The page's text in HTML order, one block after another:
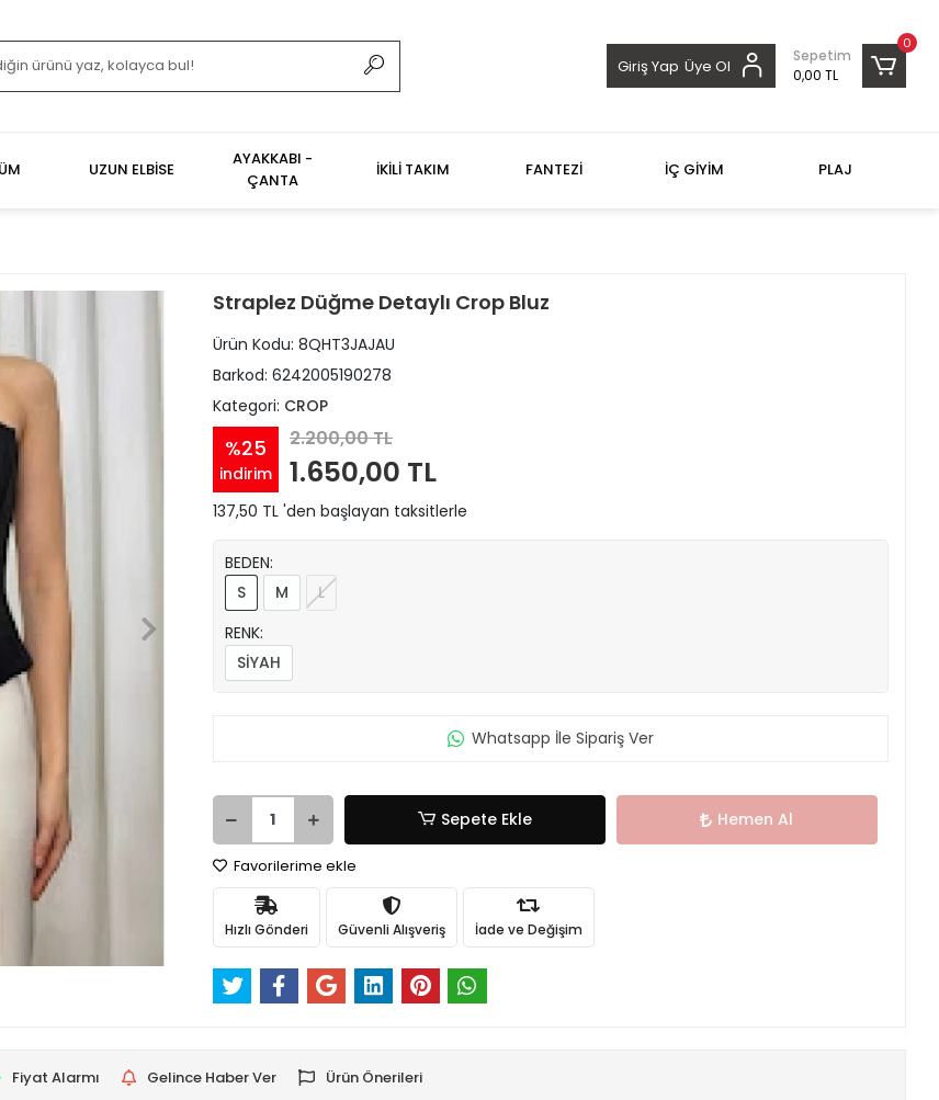
Giriş Yap Üye Ol
0
Sepetim
0,00 TL
UZUN ELBİSE
AYAKKABI -
ÇANTA
İKİLİ TAKIM FANTEZİ İÇ GİYİM PLAJ
Straplez Düğme Detaylı Crop Bluz
Ürün Kodu: 8QHT3JAJAU
Barkod: 6242005190278
Kategori: CROP
%25
indirim
2.200,00 TL
1.650,00 TL
137,50 TL 'den başlayan taksitlerle
BEDEN:
S
M
L
RENK:
SİYAH
Whatsapp İle Sipariş Ver
Sepete Ekle Hemen Al
Favorilerime ekle
Hızlı Gönderi Güvenli Alışveriş İade ve Değişim
Fiyat Alarmı Gelince Haber Ver Ürün Önerileri